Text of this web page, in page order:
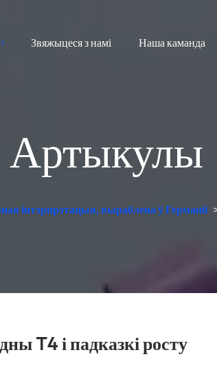
Звяжыцеся з намі Наша каманда
Артыкулы
інтэрпрэтацыя, выраблена ў Германіі
T4 і падказкі росту